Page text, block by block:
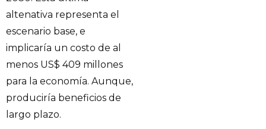
altenativa representa el
escenario base, e
implicaría un costo de al
menos US$ 409 millones
para la economía. Aunque,
produciría beneficios de
largo plazo.